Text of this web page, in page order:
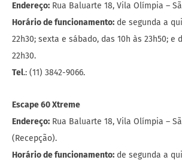
Endereço: Rua Baluarte 18, Vila Olímpia –
Horário de funcionamento: de segunda a
22h30; sexta e sábado, das 10h às 23h50; e
22h30.
Tel.: (11) 3842-9066.
Escape 60 Xtreme
Endereço: Rua Baluarte 18, Vila Olímpia –
(Recepção).
Horário de funcionamento: de segunda a